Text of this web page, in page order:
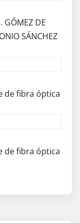
GÓMEZ DE
SÁNCHEZ
de fibra óptica
de fibra óptica